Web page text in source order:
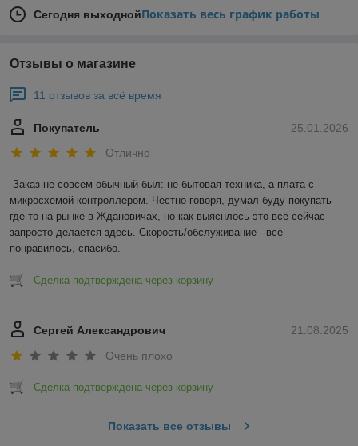
Сегодня выходнойПоказать весь график работы
Отзывы о магазине
11 отзывов за всё время
25.01.2026
Покупатель
Отлично
Заказ не совсем обычный был: не бытовая техника, а плата с
микросхемой-контроллером. Честно говоря, думал буду покупать
где-то на рынке в Ждановичах, но как выяснлось это всё сейчас
запросто делается здесь. Скорость/обслуживание - всё
понравилось, спасибо.
Сделка подтверждена через корзину
21.08.2025
Сергей Александрович
Очень плохо
Сделка подтверждена через корзину
Показать все отзывы